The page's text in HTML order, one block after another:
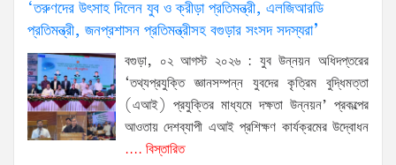
‘তরুণদের উৎসাহ দিলেন যুব ও ক্রীড়া প্রতিমন্ত্রী, এলজিআরডি
প্রতিমন্ত্রী, জনপ্রশাসন প্রতিমন্ত্রীসহ বগুড়ার সংসদ সদস্যরা’
বগুড়া, ০২ আগস্ট ২০২৬ : যুব উন্নয়ন অধিদপ্তরের
‘তথ্যপ্রযুক্তি জ্ঞানসম্পন্ন যুবদের কৃত্রিম বুদ্ধিমত্তা
(এআই) প্রযুক্তির মাধ্যমে দক্ষতা উন্নয়ন’ প্রকল্পের
আওতায় দেশব্যাপী এআই প্রশিক্ষণ কার্যক্রমের উদ্বোধন
.... বিস্তারিত